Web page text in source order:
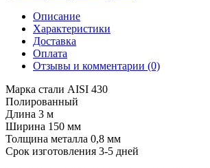
Описание
Характеристики
Доставка
Оплата
Отзывы и комментарии (0)
Марка стали AISI 430
Полированный
Длина 3 м
Ширина 150 мм
Толщина металла 0,8 мм
Срок изготовления 3-5 дней